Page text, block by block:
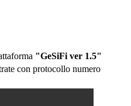
"GeSiFi ver 1.5"
con protocollo numero